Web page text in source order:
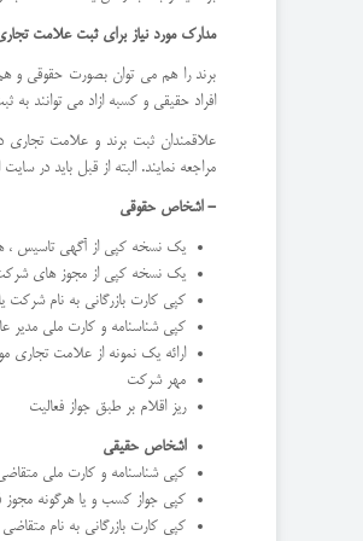
مدارک مورد نیاز برای ثبت علامت
برند را هم می توان بصورت حقوقی و
افراد حقیقی و کسبه ازاد می توانند به
علاقمندان ثبت برند و علامت تجاری
مراجعه نمایند. البته از قبل باید در
- اشخاص حقوقی
یک نسخه کپی از آگهی تاسیس ، هر
یک نسخه کپی از مجوز های شرکت
کپی کارت بازرگانی به نام شرکت
کپی شناسنامه و کارت ملی مدیر
ارائه یک نمونه از علامت تجاری مورد
مهر شرکت
ریز اقلام بر طبق جواز فعالیت
اشخاص حقیقی
کپی شناسنامه و کارت ملی
کپی جواز کسب و یا هرگونه مجوز
کپی کارت بازرگانی به نام